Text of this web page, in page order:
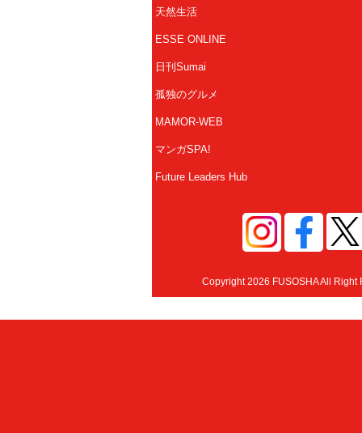
天然生活
ESSE ONLINE
日刊Sumai
孤独のグルメ
MAMOR-WEB
マンガSPA!
Future Leaders Hub
Copyright 2026 FUSOSHA All Right